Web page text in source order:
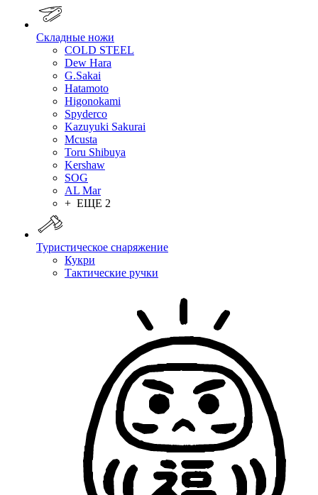
Складные ножи
COLD STEEL
Dew Hara
G.Sakai
Hatamoto
Higonokami
Spyderco
Kazuyuki Sakurai
Mcusta
Toru Shibuya
Kershaw
SOG
AL Mar
+ ЕЩЕ 2
Туристическое снаряжение
Кукри
Тактические ручки